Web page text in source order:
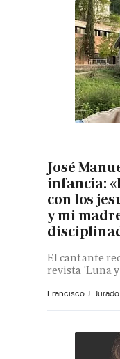
José
infancia:
con los
y mi
El cantante
revista 'Luna
Francisco J. Jurado